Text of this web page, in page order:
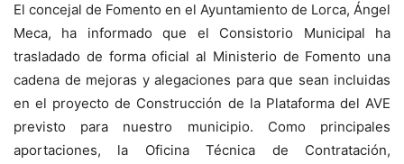
El concejal de Fomento en el Ayuntamiento de Lorca, Ángel
Meca, ha informado que el Consistorio Municipal ha
trasladado de forma oficial al Ministerio de Fomento una
cadena de mejoras y alegaciones para que sean incluidas
en el proyecto de Construcción de la Plataforma del AVE
previsto para nuestro municipio. Como principales
aportaciones, la Oficina Técnica de Contratación,